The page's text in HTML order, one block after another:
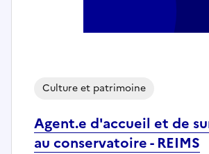
Agent.e d'accueil et de
au conservatoire - REIMS
Culture et patrimoine